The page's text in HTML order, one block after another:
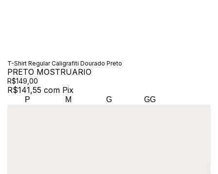
T-Shirt Regular Caligrafiti Dourado Preto
PRETO MOSTRUARIO
R$149,00
R$141,55 com Pix
P M G GG